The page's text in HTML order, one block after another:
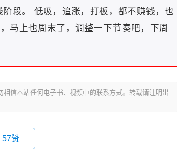
段。 低吸，追涨，打板，都不赚钱，也
马上也周末了，调整一下节奏吧，下周
信本站任何电子书、视频中的联系方式。转载请注明出
57赞